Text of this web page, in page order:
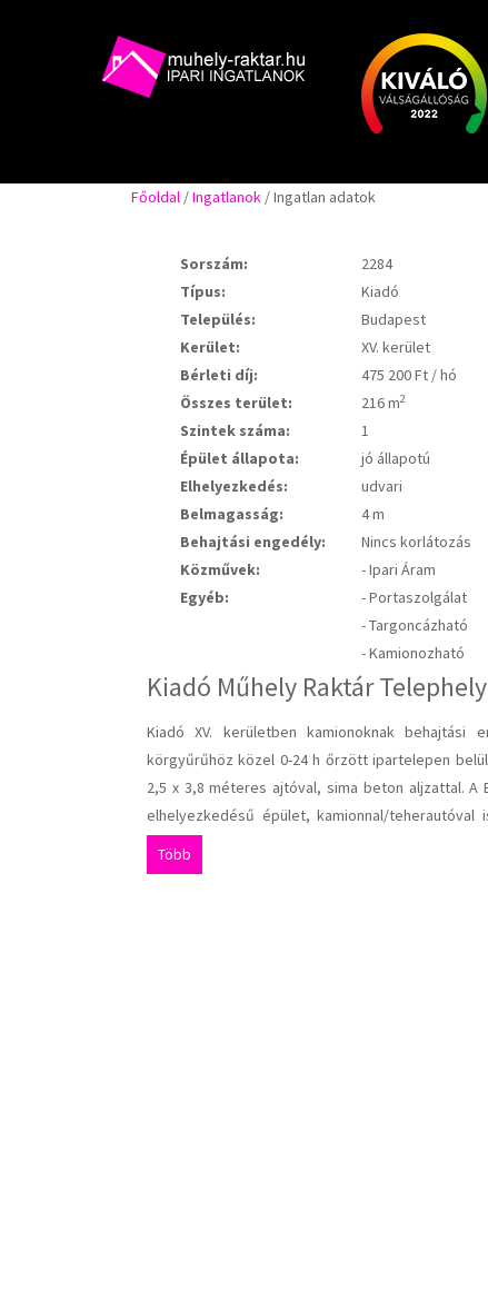
Főoldal /Ingatlanok / Ingatlan adatok
Sorszám:
2284
Típus:
Kiadó
Település:
Budapest
Kerület:
XV. kerület
Bérleti díj:
475 200 Ft / hó
Összes terület:
216 m2
Szintek száma:
1
Épület állapota:
jó állapotú
Elhelyezkedés:
udvari
Belmagasság:
4 m
Behajtási engedély:
Nincs korlátozás
Közművek:
- Ipari Áram
Egyéb:
- Portaszolgálat
- Targoncázható
- Kamionozható
Kiadó Műhely Raktár
Kiadó XV. kerületben kamionoknak
körgyűrűhöz közel 0-24 h őrzött ipartelepen
2,5 x 3,8 méteres ajtóval, sima beton aljzattal. A
elhelyezkedésű épület, kamionnal/
Övezeti besorolás: munkahelyi,illetve telephely
Több